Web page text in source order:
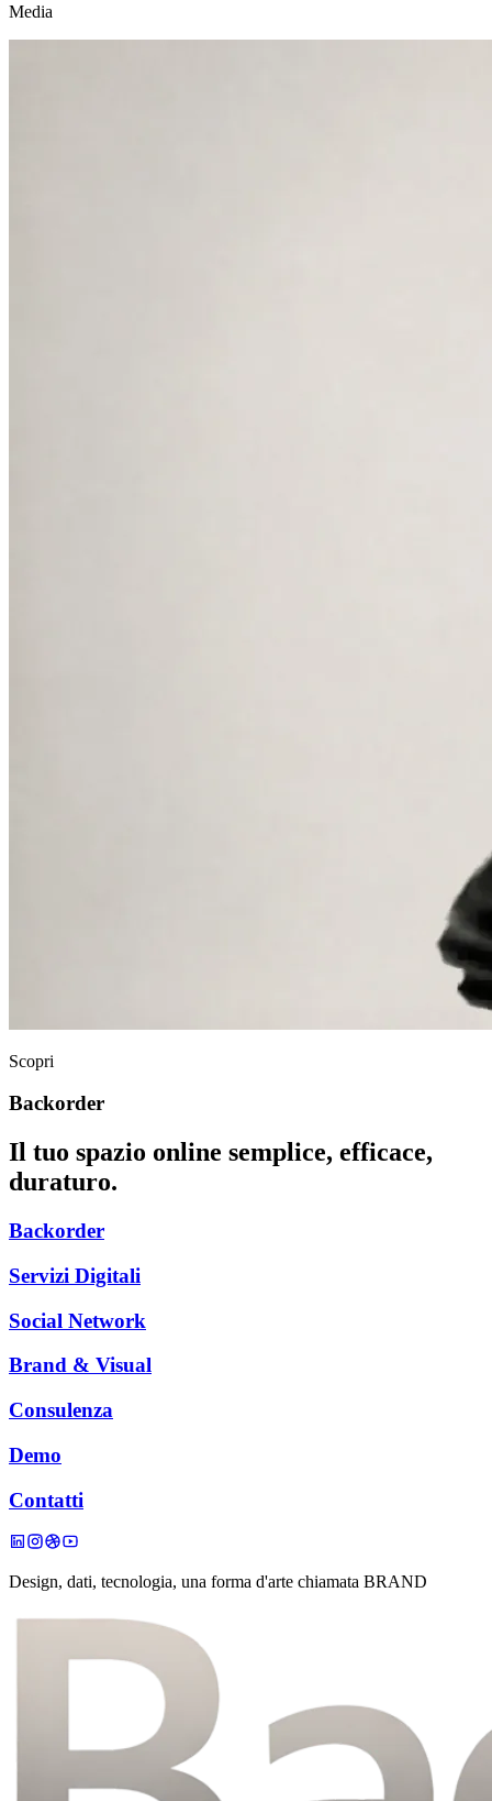
Media
Scopri
Backorder
Il tuo spazio online semplice, efficace,
duraturo.
Backorder
Servizi Digitali
Social Network
Brand & Visual
Consulenza
Demo
Contatti
Design, dati, tecnologia, una forma d'arte chiamata BRAND